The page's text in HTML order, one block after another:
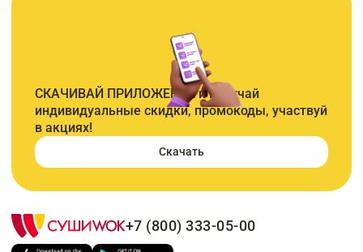
СКАЧИВАЙ ПРИЛОЖЕНИЕ и получай
индивидуальные скидки, промокоды, участвуй
в акциях!
Скачать
+7 (800) 333-05-00